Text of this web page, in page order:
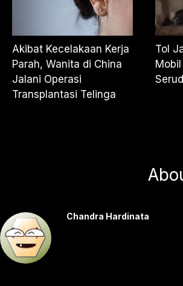
Akibat Kecelakaan Kerja
Parah, Wanita di China
Jalani Operasi
Transplantasi Telinga
Tol
Chandra Hardinata